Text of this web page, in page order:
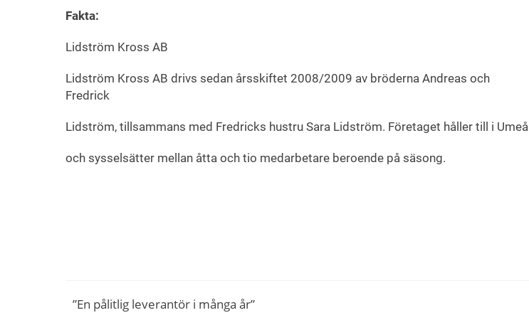
Fakta:
Lidström Kross AB
Lidström Kross AB drivs sedan årsskiftet 2008/2009 av bröderna Andreas och
Fredrick
Lidström, tillsammans med Fredricks hustru Sara Lidström. Företaget håller till i Umeå
och sysselsätter mellan åtta och tio medarbetare beroende på säsong.
”En pålitlig leverantör i många år”